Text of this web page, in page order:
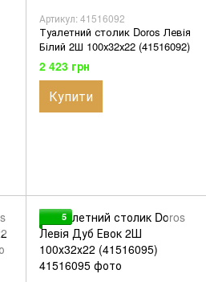
Артикул: 41516092
Туалетний столик Doros Левія
Білий 2Ш 100х32х22 (41516092)
2 423 грн
Купити
5